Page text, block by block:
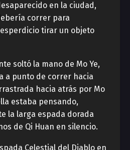
en la ciudad,
correr para
tirar un objeto
soltó la mano de Mo Ye,
a punto de correr hacia
hacia atrás por Mo
estaba pensando,
la larga espada dorada
de Qi Huan en silencio.
Celestial del Diablo en